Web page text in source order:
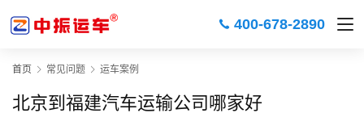
400-678-2890
首页 常见问题 运车案例
北京到福建汽车运输公司哪家好